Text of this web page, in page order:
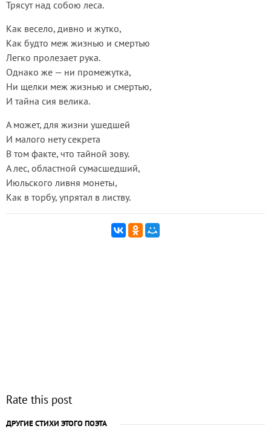
Трясут над собою леса.
Как весело, дивно и жутко,
Как будто меж жизнью и смертью
Легко пролезает рука.
Однако же — ни промежутка,
Ни щелки меж жизнью и смертью,
И тайна сия велика.
А может, для жизни ушедшей
И малого нету секрета
В том факте, что тайной зову.
А лес, областной сумасшедший,
Июльского ливня монеты,
Как в торбу, упрятал в листву.
Rate this post
ДРУГИЕ СТИХИ ЭТОГО ПОЭТА